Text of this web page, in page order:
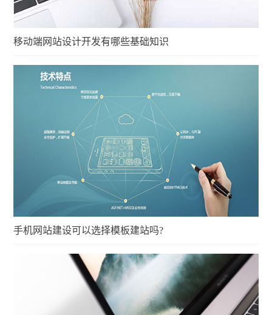
移动端网站设计开发有哪些基础知识
手机网站建设可以选择模板建站吗?